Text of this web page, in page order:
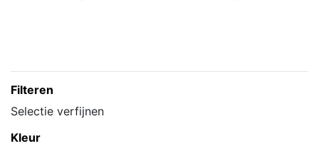
Filteren
Selectie verfijnen
Kleur